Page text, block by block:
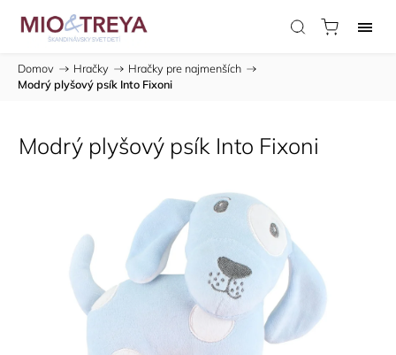
Domov / Hračky / Hračky pre najmenších /
Modrý plyšový psík Into Fixoni
Modrý plyšový psík Into Fixoni